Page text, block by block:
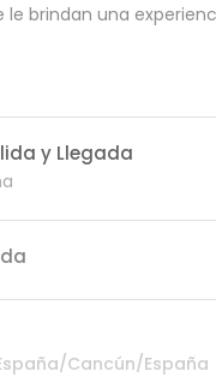
le brindan una
y Llegada
Cancún/España